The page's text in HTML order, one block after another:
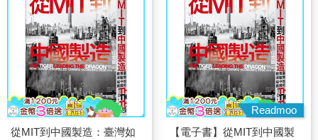
從MIT到中國製造：臺灣如
Readmoo
【電子書】從MIT到中國製